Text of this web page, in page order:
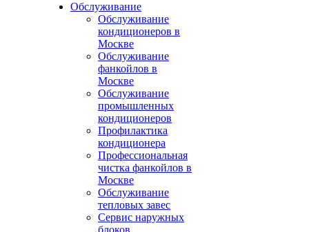
Обслуживание
Обслуживание
кондиционеров в
Москве
Обслуживание
фанкойлов в
Москве
Обслуживание
промышленных
кондиционеров
Профилактика
кондиционера
Профессиональная
чистка фанкойлов в
Москве
Обслуживание
тепловых завес
Сервис наружных
блоков